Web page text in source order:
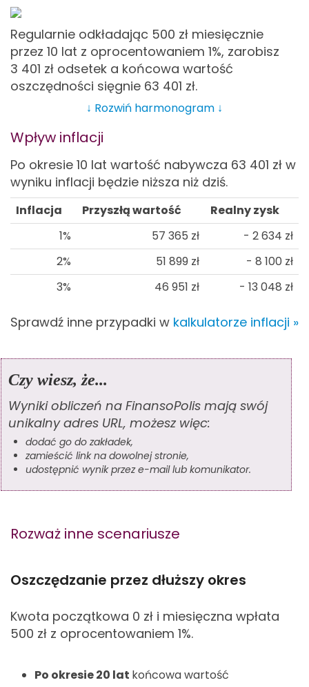
Regularnie odkładając 500 zł miesięcznie
przez 10 lat z oprocentowaniem 1%, zarobisz
3 401 zł odsetek a końcowa wartość
oszczędności sięgnie 63 401 zł.
↓ Rozwiń harmonogram ↓
Wpływ inflacji
Po okresie 10 lat wartość nabywcza 63 401 zł w
wyniku inflacji będzie niższa niż dziś.
Inflacja Przyszłą wartość
Realny zysk
1%
57 365 zł - 2 634 zł
2%
51 899 zł - 8 100 zł
3%
46 951 zł - 13 048 zł
Sprawdź inne przypadki w kalkulatorze inflacji »
Czy wiesz, że...
Wyniki obliczeń na FinansoPolis mają swój
unikalny adres URL, możesz więc:
dodać go do zakładek,
zamieścić link na dowolnej stronie,
udostępnić wynik przez e-mail lub komunikator.
Rozważ inne scenariusze
Oszczędzanie przez dłuższy okres
Kwota początkowa 0 zł i miesięczna wpłata
500 zł z oprocentowaniem 1%.
Po okresie 20 lat końcowa wartość